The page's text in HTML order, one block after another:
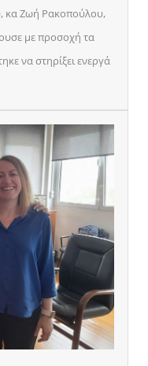
κα Ζωή Ρακοπούλου,
με προσοχή τα
να στηρίξει ενεργά